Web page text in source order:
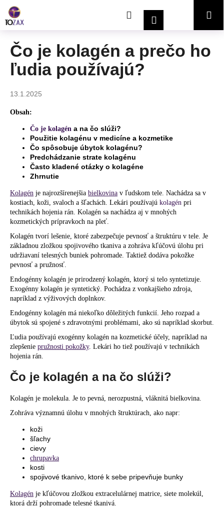
obsah
HľadaťPrihlásenieNákupný
košík
Čo je kolagén a prečo ho
ľudia používajú?
13.1.2025
Obsah:
Čo je kolagén a na čo slúži?
Použitie kolagénu v medicíne a kozmetike
Čo spôsobuje úbytok kolagénu?
Predchádzanie strate kolagénu
Často kladené otázky o kolagéne
Zhrnutie
Kolagén je najrozšírenejšia bielkovina v ľudskom tele. Nachádza sa v
kostiach, koži, svaloch a šľachách. Lekári používajú kolagén pri
technikách hojenia rán. Kolagén sa nachádza aj v mnohých
kozmetických prípravkoch na pleť.
Kolagén tvorí lešenie, ktoré zabezpečuje pevnosť a štruktúru v tele. Je
základnou zložkou spojivového tkaniva a zohráva kľúčovú úlohu pri
udržiavaní telesných buniek pohromade. Taktiež dodáva pokožke
pevnosť a pružnosť.
Endogénny kolagén je prirodzený kolagén, ktorý si telo syntetizuje.
Exogénny kolagén je syntetický. Pochádza z vonkajšieho zdroja,
napríklad z výživových doplnkov.
Endogénny kolagén má niekoľko dôležitých funkcií. Jeho rozpad a
úbytok sú spojené s zdravotnými problémami, ako sú napríklad skorbut.
Ľudia používajú exogénny kolagén na kozmetické účely, napríklad na
zlepšenie pružnosti pokožky. Lekári ho tiež používajú v technikách
hojenia rán.
Čo je kolagén a na čo slúži?
Kolagén je molekula. Je to pevná, nerozpustná, vláknitá bielkovina.
Zohráva významnú úlohu v mnohých štruktúrach, ako napr:
koži
šľachy
cievy
chrupavka
kosti
spojivové tkanivo, ktoré k sebe pripevňuje bunky
Kolagén je kľúčovou zložkou extracelulárnej matrice, siete molekúl,
ktorá drží pohromade telesné tkanivá.
o
Č
o
o
t
t
e
n
á
j
s
ť
?
HĽADAŤ
O
d
o